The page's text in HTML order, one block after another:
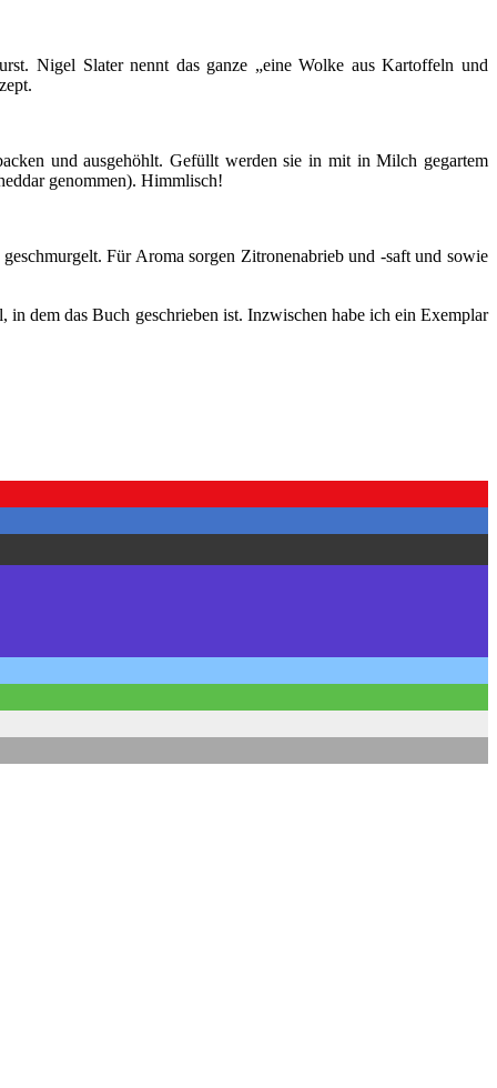
Nigel Slater nennt das ganze „eine Wolke aus Kartoffeln und
und ausgehöhlt. Gefüllt werden sie in mit in Milch gegartem
genommen). Himmlisch!
Für Aroma sorgen Zitronenabrieb und -saft und sowie
dem das Buch geschrieben ist. Inzwischen habe ich ein Exemplar